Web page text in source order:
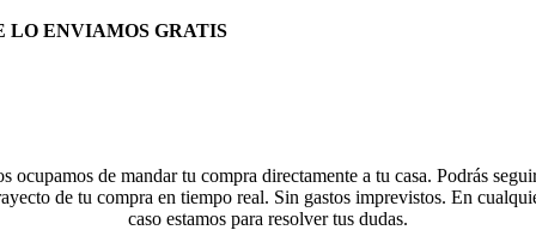
LO ENVIAMOS GRATIS
ocupamos de mandar tu compra directamente a tu casa. Podrás
de tu compra en tiempo real. Sin gastos imprevistos. En
caso estamos para resolver tus dudas.